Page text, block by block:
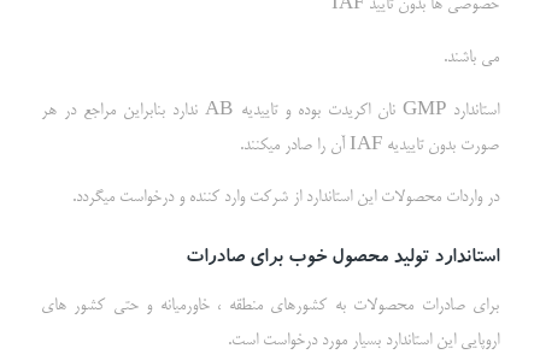
خصوصی ها بدون تایید IAF
می باشند.
استاندارد GMP نان اکریدت بوده و تاییدیه AB ندارد بنابراین مراجع در هر
صورت بدون تاییدیه IAF آن را صادر میکنند.
در واردات محصولات این استاندارد از شرکت وارد کننده و درخواست میگردد.
استاندارد تولید محصول خوب برای صادرات
برای صادرات محصولات به کشورهای منطقه ، خاورمیانه و حتی کشور های
اروپایی این استاندارد بسیار مورد درخواست است.